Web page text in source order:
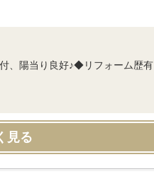
、陽当り良好♪◆リフォーム歴有
見る